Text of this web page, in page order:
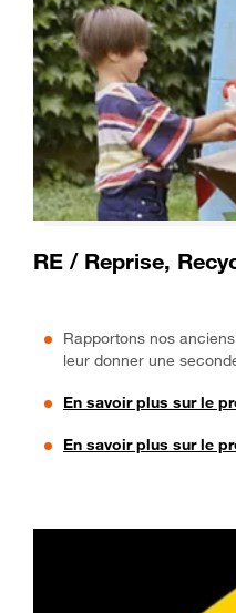
RE / Reprise,
Rapportons nos
leur donner une
En savoir plus sur le
En savoir plus sur le